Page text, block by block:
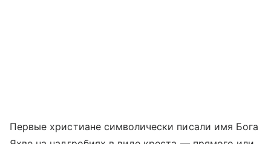
Первые христиане символически писали имя Бога